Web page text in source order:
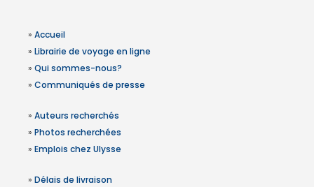
» Accueil
» Librairie de voyage en ligne
» Qui sommes-nous?
» Communiqués de presse
» Auteurs recherchés
» Photos recherchées
» Emplois chez Ulysse
» Délais de livraison